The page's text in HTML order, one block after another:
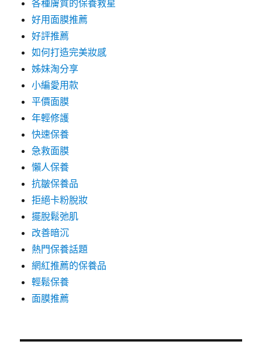
各種膚質的保養救星
好用面膜推薦
好評推薦
如何打造完美妝感
姊妹淘分享
小編愛用款
平價面膜
年輕修護
快速保養
急救面膜
懶人保養
抗皺保養品
拒絕卡粉脫妝
擺脫鬆弛肌
改善暗沉
熱門保養話題
網紅推薦的保養品
輕鬆保養
面膜推薦